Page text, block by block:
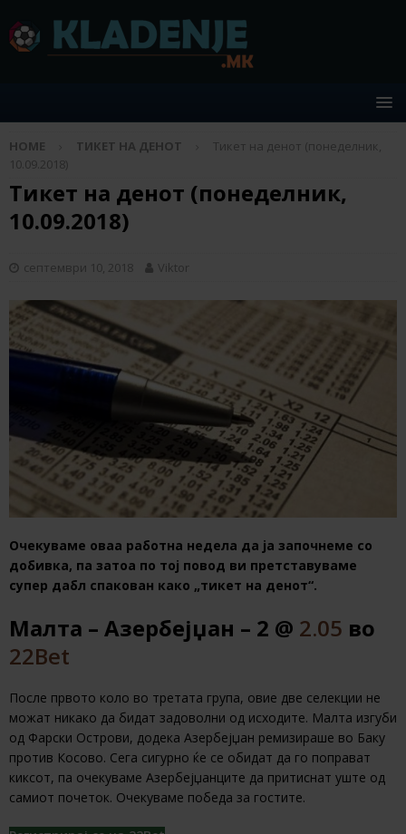
HOME ТИКЕТ НА ДЕНОТ
Тикет на денот (понеделник,
10.09.2018)
Тикет на денот (понеделник,
10.09.2018)
септември 10, 2018 Viktor
Очекуваме оваа работна недела да ја започнеме со
добивка, па затоа по тој повод ви претставуваме
супер дабл спакован како „тикет на денот“.
Малта – Азербејџан – 2 @ 2.05 во
22Bet
После првото коло во третата група, овие две селекции не
можат никако да бидат задоволни од исходите. Малта изгуби
од Фарски Острови, додека Азербејџан ремизираше во Баку
против Косово. Сега сигурно ќе се обидат да го поправат
киксот, па очекуваме Азербејџанците да притиснат уште од
самиот почеток. Очекуваме победа за гостите.